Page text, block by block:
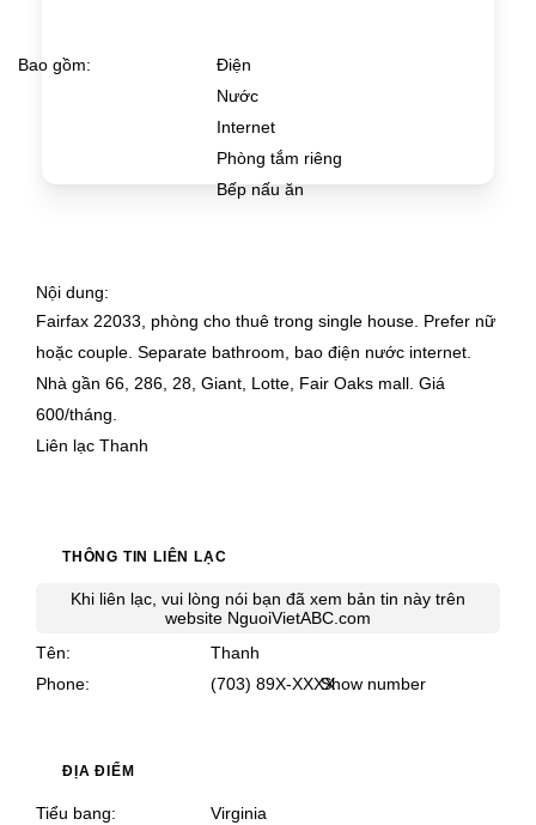
Bao gồm
Điện
Nước
Internet
Phòng tắm riêng
Bếp nấu ăn
Nội dung
Fairfax 22033, phòng cho thuê trong single house. Prefer nữ
hoặc couple. Separate bathroom, bao điện nước internet.
Nhà gần 66, 286, 28, Giant, Lotte, Fair Oaks mall. Giá
600/tháng.
Liên lạc Thanh
THÔNG TIN LIÊN LẠC
Khi liên lạc, vui lòng nói bạn đã xem bản tin này trên
website NguoiVietABC.com
Tên
Thanh
Phone
(703) 89X-XXXXShow number
ĐỊA ĐIỂM
Tiểu bang
Virginia